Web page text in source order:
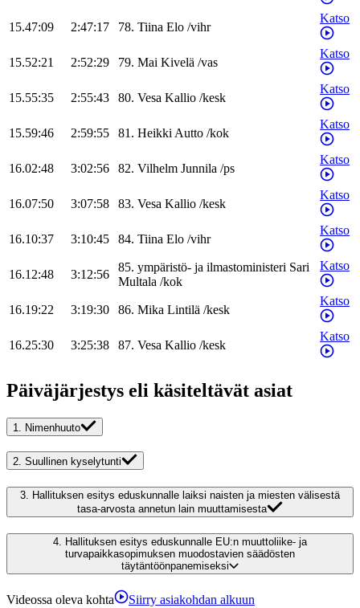
15.47:09 2:47:17 78. Tiina Elo /vihr
Katso
15.52:21 2:52:29 79. Mai Kivelä /vas
Katso
15.55:35 2:55:43 80. Vesa Kallio /kesk
Katso
15.59:46 2:59:55 81. HeikkiAutto /kok
Katso
16.02:48 3:02:56 82. Vilhelm Junnila /ps
Katso
16.07:50 3:07:58 83. Vesa Kallio /kesk
Katso
16.10:37 3:10:45 84. Tiina Elo /vihr
Katso
16.12:48 3:12:56
85. ympäristö- ja ilmastoministeri Sari
Multala /kok
Katso
16.19:22 3:19:30 86. Mika Lintilä /kesk
Katso
16.25:30 3:25:38 87. Vesa Kallio /kesk
Katso
Päiväjärjestys eli käsiteltävät asiat
1. Nimenhuuto
2. Suullinen kyselytunti
3. Hallituksen esitys eduskunnalle laiksi naisten ja miesten välisestä
tasa-arvosta annetun lain muuttamisesta
4. Hallituksen esitys eduskunnalle EU:n muuttoliike- ja
turvapaikkasopimuksen muodostavien säädösten
täytäntöönpanemiseksi
Videossa oleva kohta Siirry asiakohdan alkuun